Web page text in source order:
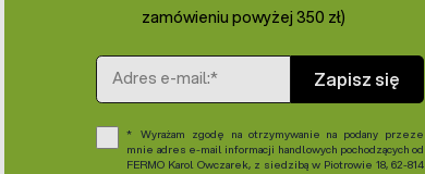
zamówieniu powyżej 350 zł)
Adres e-mail
Zapisz się
Wyrażam zgodę na otrzymywanie na podany przeze
mnie adres e-mail informacji handlowych pochodzących od
FERMO Karol Owczarek, z siedzibą w Piotrowie 18, 62-814